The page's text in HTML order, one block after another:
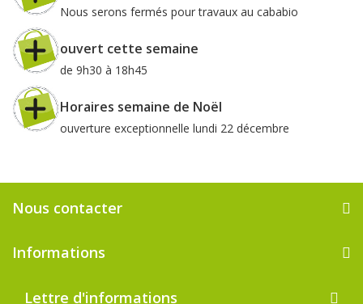
Nous serons fermés pour travaux au cababio
ouvert cette semaine
de 9h30 à 18h45
Horaires semaine de Noël
ouverture exceptionnelle lundi 22 décembre
Nous contacter
Informations
Lettre d'informations